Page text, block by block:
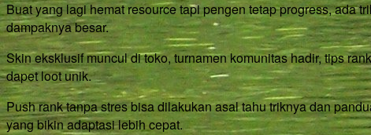
Buat yang lagi hemat resource tapi pengen tetap progress, ada
dampaknya besar.
Skin eksklusif muncul di toko, turnamen komunitas hadir, tips
dapet loot unik.
Push rank tanpa stres bisa dilakukan asal tahu triknya dan
yang bikin adaptasi lebih cepat.